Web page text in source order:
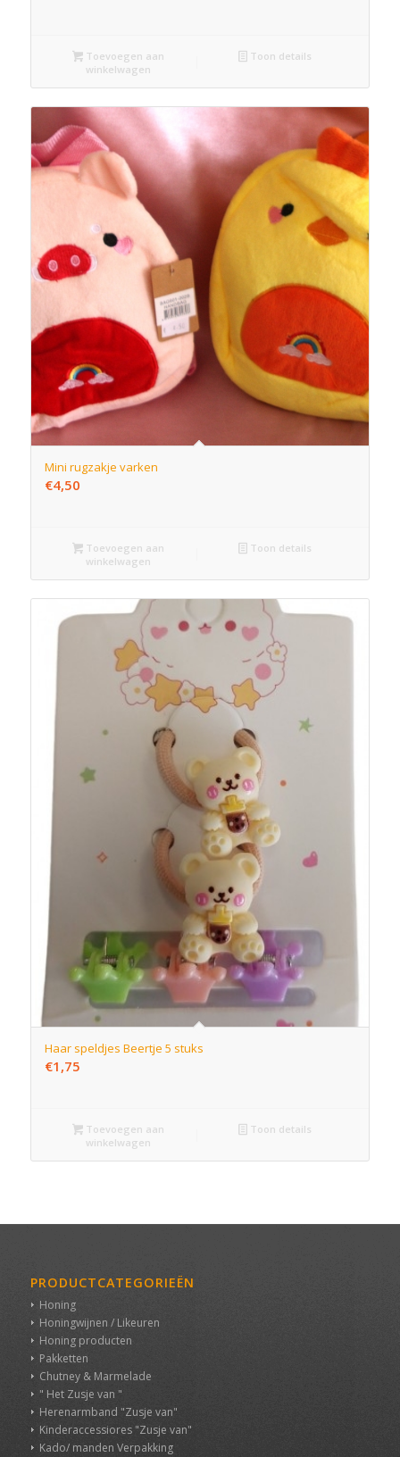
Toevoegen aan
winkelwagen
Toon details
Mini rugzakje varken
€4,50
Toevoegen aan
winkelwagen
Toon details
Haar speldjes Beertje 5 stuks
€1,75
Toevoegen aan
winkelwagen
Toon details
PRODUCTCATEGORIEËN
Honing
Honingwijnen / Likeuren
Honing producten
Pakketten
Chutney & Marmelade
" Het Zusje van "
Herenarmband "Zusje van"
Kinderaccessiores "Zusje van"
Kado/ manden Verpakking